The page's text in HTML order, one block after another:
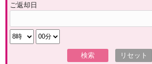
ご返却日